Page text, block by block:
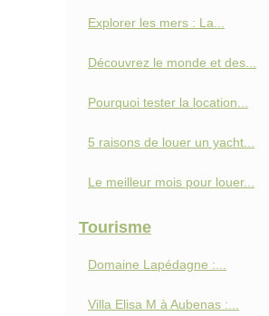
Explorer les mers : La...
Découvrez le monde et des...
Pourquoi tester la location...
5 raisons de louer un yacht...
Le meilleur mois pour louer...
Tourisme
Domaine Lapédagne :...
Villa Elisa M à Aubenas :...